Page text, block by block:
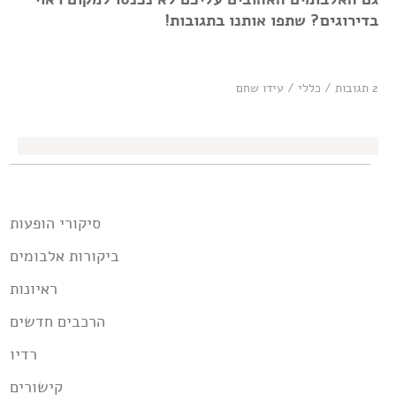
בדירוגים? שתפו אותנו בתגובות!
2 תגובות / כללי / עידו שחם
סיקורי הופעות
ביקורות אלבומים
ראיונות
הרכבים חדשים
רדיו
קישורים